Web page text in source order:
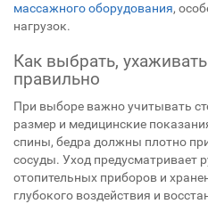
массажного оборудования,
нагрузок.
Как выбрать,
правильно
При выборе важно учитывать
размер и медицинские
спины, бедра должны плотно
сосуды. Уход предусматривает
отопительных приборов и
глубокого воздействия и